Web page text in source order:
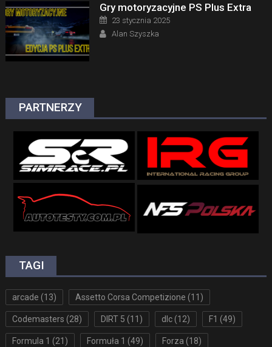
Gry motoryzacyjne PS Plus Extra
Posted on
23 stycznia 2025
Author
Alan Szyszka
PARTNERZY
TAGI
arcade (13) Assetto Corsa Competizione (11)
Codemasters (28) DIRT 5 (11) dlc(12) F1 (49)
Formula 1 (21) Formuła 1 (49) Forza (18)